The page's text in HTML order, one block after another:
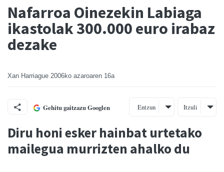
Nafarroa Oinezekin Labiaga
ikastolak 300.000 euro irabaz
dezake
Xan Harriague 2006ko azaroaren 16a
Gehitu gaitzazu Googlen Entzun Itzuli
Diru honi esker hainbat urtetako
mailegua murrizten ahalko du